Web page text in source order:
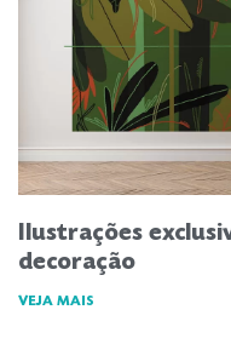
Ilustrações
decoração
VEJA MAIS